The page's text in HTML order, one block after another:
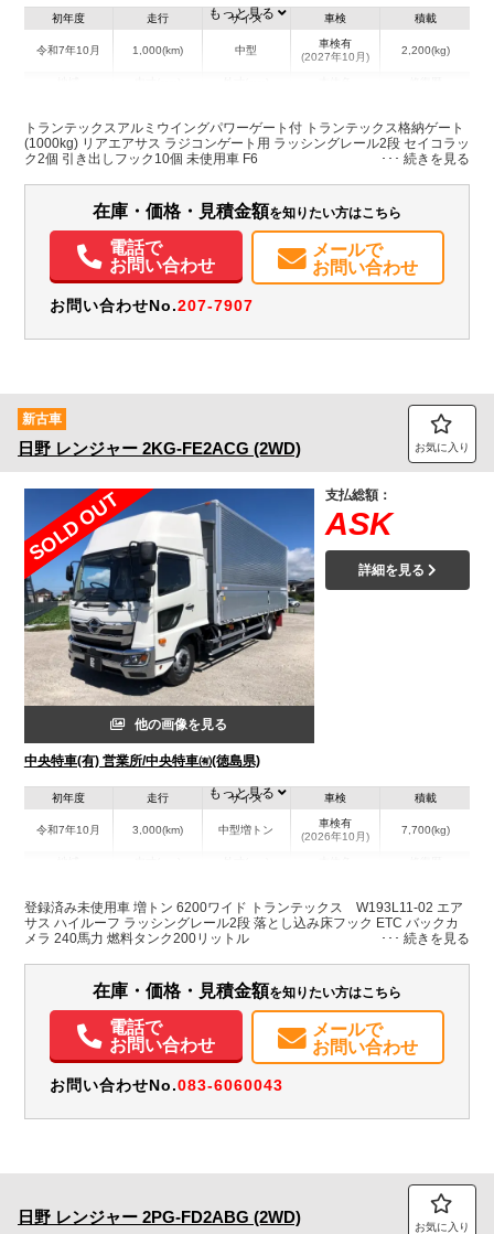
初年度
令和7年10月
走行
1,000(km)
サイズ
中型
車検
車検有
(2027年10月)
積載
2,200(kg)
W:2,400
H:2,420
W:2,490
H:34,190
無
パワステ パワーウィンドウ ABS エアバッグ
ETC
バックモニター
もっと見る
トランテックスアルミウイングパワーゲート付 トランテックス格納ゲート
(1000kg) リアエアサス ラジコンゲート用 ラッシングレール2段 セイコラッ
ク2個 引き出しフック10個 未使用車 F6
在庫・価格・見積金額を知りたい方はこちら
電話で
お問い合わせ
メールで
お問い合わせ
お問い合わせNo.207-7907
新古車
日野 レンジャー 2KG-FE2ACG (2WD) お気に入り
SOLD OUT
他の画像を見る
中央特車(有) 営業所/中央特車㈲(徳島県)
支払総額：
ASK
詳細を見る
初年度
令和7年10月
走行
3,000(km)
サイズ
中型増トン
車検
車検有
(2026年10月)
積載
7,700(kg)
徳島県
W:2,400
H:2,430
W:2,490
H:3,560
無
パワステ パワーウィンドウ ETC バックモニター
もっと見る
登録済み未使用車 増トン 6200ワイド トランテックス W193L11-02 エア
サス ハイルーフ ラッシングレール2段 落とし込み床フック ETC バックカ
メラ 240馬力 燃料タンク200リットル
在庫・価格・見積金額を知りたい方はこちら
電話で
お問い合わせ
メールで
お問い合わせ
お問い合わせNo.083-6060043
日野 レンジャー 2PG-FD2ABG (2WD) お気に入り